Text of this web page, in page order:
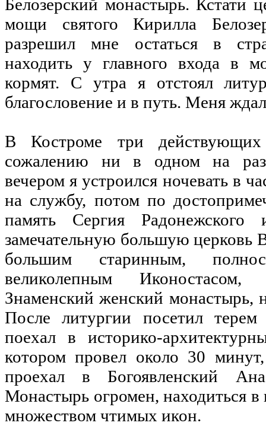
Белозерский монастырь. Кстати
мощи святого Кирилла
разрешил мне остаться в
находить у главного входа в
кормят. С утра я отстоял
благословение и в путь. Меня
В Костроме три
сожалению ни в одном на
вечером я устроился ночевать в
на службу, потом по
память Сергия
замечательную большую церковь
большим старинным,
великолепным
Знаменский женский монастырь,
После литургии посетил
поехал в историко-
котором провел около 30
проехал в Богоявленский
Монастырь огромен, находиться
множеством чтимых икон.